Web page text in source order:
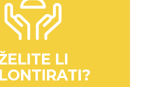
LI